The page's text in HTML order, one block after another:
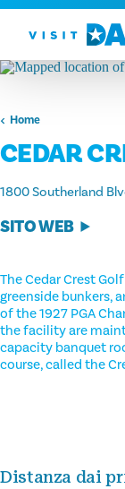
Vai al contenuto
Home
CEDAR
1800 Southerland
SITO WEB
The Cedar Crest
greenside bunkers,
of the 1927 PGA
the facility are
capacity banquet
course, called the
Distanza dai